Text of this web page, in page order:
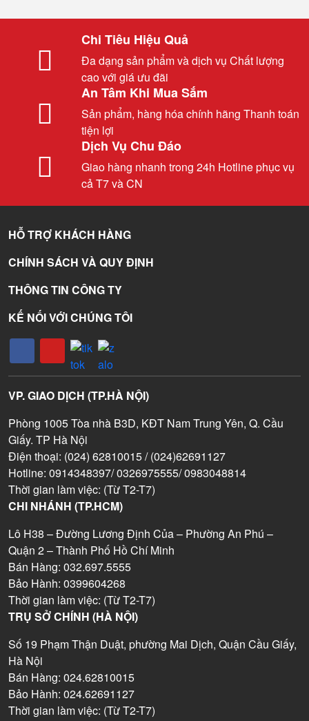
Chi Tiêu Hiệu Quả
Đa dạng sản phẩm và dịch vụ Chất lượng
cao với giá ưu đãi
An Tâm Khi Mua Sắm
Sản phẩm, hàng hóa chính hãng Thanh toán
tiện lợi
Dịch Vụ Chu Đáo
Giao hàng nhanh trong 24h Hotline phục vụ
cả T7 và CN
HỖ TRỢ KHÁCH HÀNG
CHÍNH SÁCH VÀ QUY ĐỊNH
THÔNG TIN CÔNG TY
KẾ NỐI VỚI CHÚNG TÔI
VP. GIAO DỊCH (TP.HÀ NỘI)
Phòng 1005 Tòa nhà B3D, KĐT Nam Trung Yên, Q. Cầu
Giấy. TP Hà Nội
Điện thoại: (024) 62810015 / (024)62691127
Hotline: 0914348397/ 0326975555/ 0983048814
Thời gian làm việc: (Từ T2-T7)
CHI NHÁNH (TP.HCM)
Lô H38 – Đường Lương Định Của – Phường An Phú –
Quận 2 – Thành Phố Hồ Chí Minh
Bán Hàng: 032.697.5555
Bảo Hành: 0399604268
Thời gian làm việc: (Từ T2-T7)
TRỤ SỞ CHÍNH (HÀ NỘI)
Số 19 Phạm Thận Duật, phường Mai Dịch, Quận Cầu Giấy,
Hà Nội
Bán Hàng: 024.62810015
Bảo Hành: 024.62691127
Thời gian làm việc: (Từ T2-T7)